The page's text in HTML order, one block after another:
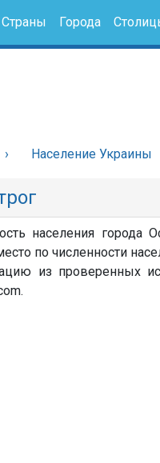
Страны Города
Население Украины
населения города
по численности
из проверенных